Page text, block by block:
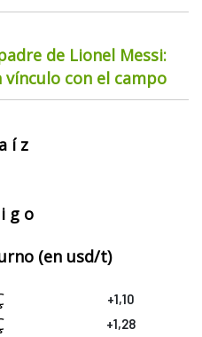
de Lionel Messi:
con el campo
í z
g o
(en usd/t)
+1,10
+1,28